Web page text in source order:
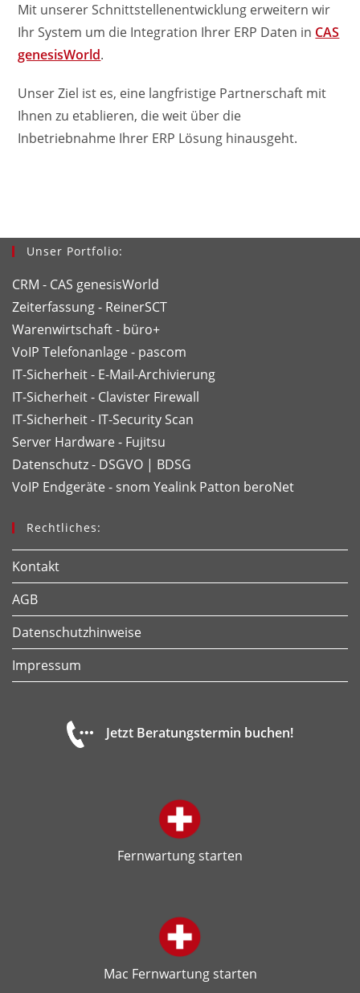
Mit unserer Schnittstellenentwicklung erweitern wir
Ihr System um die Integration Ihrer ERP Daten in CAS
genesisWorld.
Unser Ziel ist es, eine langfristige Partnerschaft mit
Ihnen zu etablieren, die weit über die
Inbetriebnahme Ihrer ERP Lösung hinausgeht.
Unser Portfolio:
CRM - CAS genesisWorld
Zeiterfassung - ReinerSCT
Warenwirtschaft - büro+
VoIP Telefonanlage - pascom
IT-Sicherheit - E-Mail-Archivierung
IT-Sicherheit - Clavister Firewall
IT-Sicherheit - IT-Security Scan
Server Hardware - Fujitsu
Datenschutz - DSGVO | BDSG
VoIP Endgeräte - snom Yealink Patton beroNet
Rechtliches:
Kontakt
AGB
Datenschutzhinweise
Impressum
Jetzt Beratungstermin buchen!
Fernwartung starten
Mac Fernwartung starten